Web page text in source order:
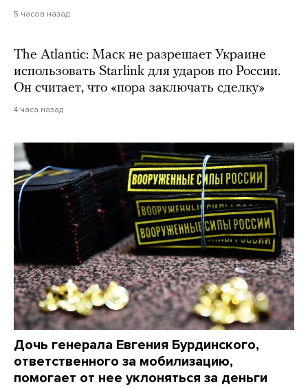
5 часов назад
The Atlantic: Маск не разрешает Украине
использовать Starlink для ударов по России.
Он считает, что «пора заключать сделку»
4 часа назад
Дочь генерала Евгения Бурдинского,
ответственного за мобилизацию,
помогает от нее уклоняться за деньги